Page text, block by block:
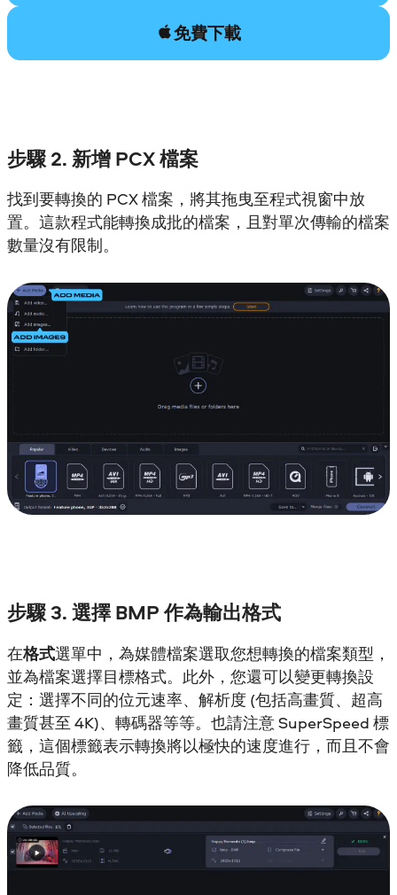
免費下載
步驟 2. 新增 PCX 檔案
找到要轉換的 PCX 檔案，將其拖曳至程式視窗中放
置。這款程式能轉換成批的檔案，且對單次傳輸的檔案
數量沒有限制。
步驟 3. 選擇 BMP 作為輸出格式
在格式選單中，為媒體檔案選取您想轉換的檔案類型，
並為檔案選擇目標格式。此外，您還可以變更轉換設
定：選擇不同的位元速率、解析度 (包括高畫質、超高
畫質甚至 4K)、轉碼器等等。也請注意 SuperSpeed 標
籤，這個標籤表示轉換將以極快的速度進行，而且不會
降低品質。